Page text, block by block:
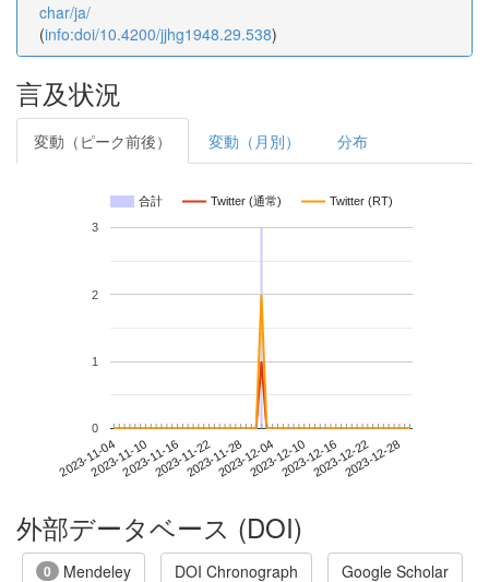
char/ja/
(info:doi/10.4200/jjhg1948.29.538)
言及状況
変動（ピーク前後） 変動（月別） 分布
合計 Twitter (通常) Twitter (RT)
2023-11-042023-11-102023-11-162023-11-222023-11-282023-12-042023-12-102023-12-162023-12-222023-12-28
0
1
2
3
外部データベース (DOI)
0 Mendeley DOI Chronograph Google Scholar